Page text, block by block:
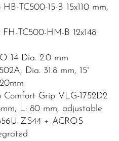
HB-TC500-15-B 15x110 mm,
FH-TC500-HM-B 12x148
14 Dia. 2.0 mm
Dia. 31.8 mm, 15°
Comfort Grip VLG-1752D2
L: 80 mm, adjustable
ZS44 + ACROS